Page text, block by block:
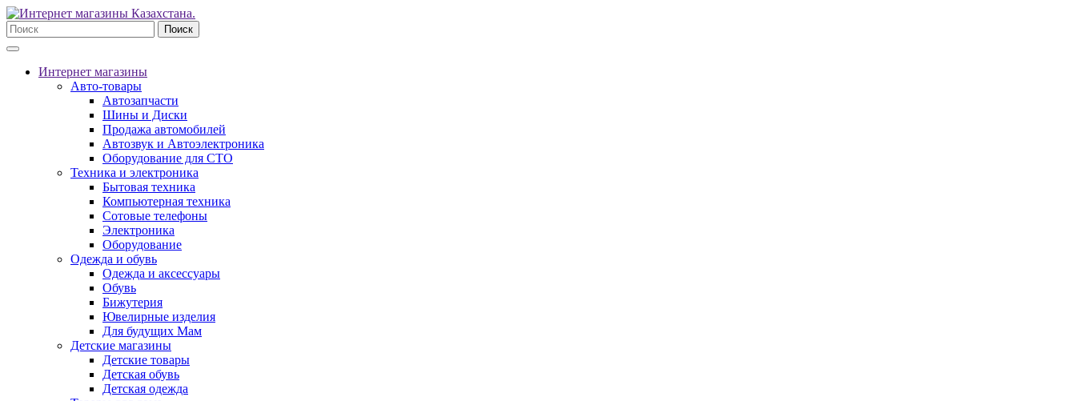
Поиск
Интернет магазины
Авто-товары
Автозапчасти
Шины и Диски
Продажа автомобилей
Автозвук и Автоэлектроника
Оборудование для СТО
Техника и электроника
Бытовая техника
Компьютерная техника
Сотовые телефоны
Электроника
Оборудование
Одежда и обувь
Одежда и аксессуары
Обувь
Бижутерия
Ювелирные изделия
Для будущих Мам
Детские магазины
Детские товары
Детская обувь
Детская одежда